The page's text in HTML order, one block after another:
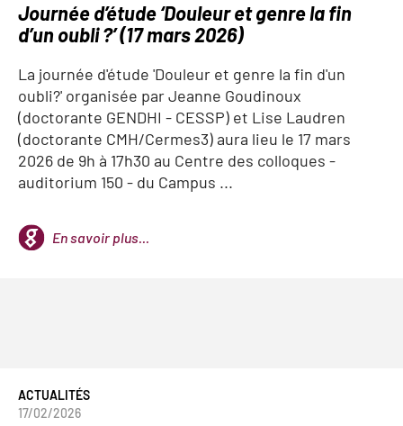
Journée d’étude ‘Douleur et genre la fin
d’un oubli ?’ (17 mars 2026)
La journée d'étude 'Douleur et genre la fin d'un
oubli?' organisée par Jeanne Goudinoux
(doctorante GENDHI - CESSP) et Lise Laudren
(doctorante CMH/Cermes3) aura lieu le 17 mars
2026 de 9h à 17h30 au Centre des colloques -
auditorium 150 - du Campus ...
En savoir plus...
ACTUALITÉS
17/02/2026